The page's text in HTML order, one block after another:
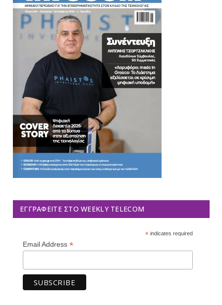
ΕΓΓΡΑΦΕΊΤΕ ΣΤΟ WEEKLY TELECOM
*indicates required
Email Address *